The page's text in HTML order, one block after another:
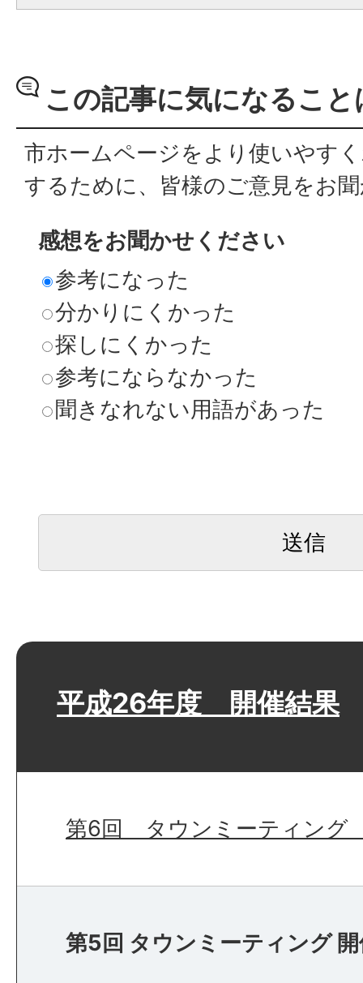
この記事に気になるこ
市ホームページをより使いやす
するために、皆様のご意見をお
感想をお聞かせください
参考になった
分かりにくかった
探しにくかった
参考にならなかった
聞きなれない用語があった
平成26年度 開催結果
第6回 タウンミーティング
第5回 タウンミーティング